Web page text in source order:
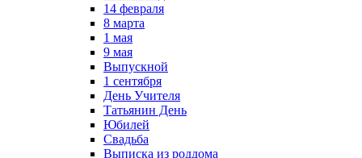
14 февраля
8 марта
1 мая
9 мая
Выпускной
1 сентября
День Учителя
Татьянин День
Юбилей
Свадьба
Выписка из роддома